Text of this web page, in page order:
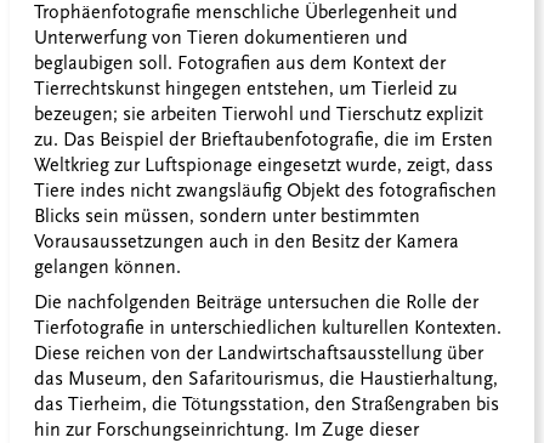
Trophäenfotografie menschliche Überlegenheit und
Unterwerfung von Tieren dokumentieren und
beglaubigen soll. Fotografien aus dem Kontext der
Tierrechtskunst hingegen entstehen, um Tierleid zu
bezeugen; sie arbeiten Tierwohl und Tierschutz explizit
zu. Das Beispiel der Brieftaubenfotografie, die im Ersten
Weltkrieg zur Luftspionage eingesetzt wurde, zeigt, dass
Tiere indes nicht zwangsläufig Objekt des fotografischen
Blicks sein müssen, sondern unter bestimmten
Vorausaussetzungen auch in den Besitz der Kamera
gelangen können.
Die nachfolgenden Beiträge untersuchen die Rolle der
Tierfotografie in unterschiedlichen kulturellen Kontexten.
Diese reichen von der Landwirtschaftsausstellung über
das Museum, den Safaritourismus, die Haustierhaltung,
das Tierheim, die Tötungsstation, den Straßengraben bis
hin zur Forschungseinrichtung. Im Zuge dieser